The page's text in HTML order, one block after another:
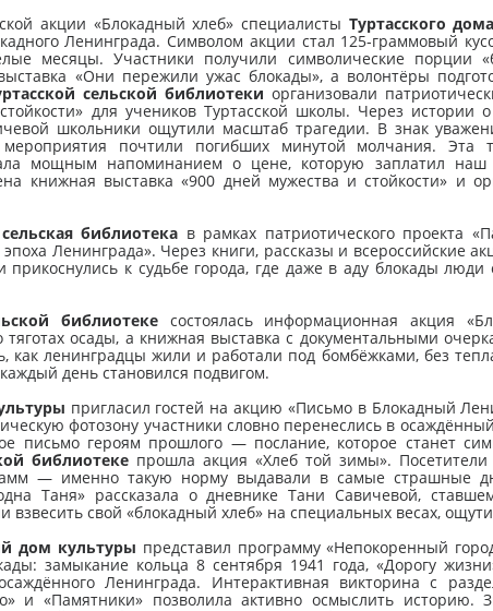
акции «Блокадный хлеб» специалисты Туртасского
Ленинграда. Символом акции стал 125‑граммовый
месяцы. Участники получили символические порции
«Они пережили ужас блокады», а волонтёры
сельской библиотеки организовали
для учеников Туртасской школы. Через истории
школьники ощутили масштаб трагедии. В знак
мероприятия почтили погибших минутой молчания. Эта
мощным напоминанием о цене, которую заплатил
книжная выставка «900 дней мужества и стойкости» и
библиотека в рамках патриотического проекта
Ленинграда». Через книги, рассказы и всероссийские
прикоснулись к судьбе города, где даже в аду блокады
библиотекесостоялась информационная акция
тяготах осады, а книжная выставка с документальными
как ленинградцы жили и работали под бомбёжками, без
день становился подвигом.
пригласил гостей на акцию «Письмо в Блокадный
фотозону участники словно перенеслись в
письмо героям прошлого — послание, которое станет
библиотеке прошла акция «Хлеб той зимы».
— именно такую норму выдавали в самые страшные
Таня» рассказала о дневнике Тани Савичевой,
взвесить свой «блокадный хлеб» на специальных весах,
дом культуры представил программу «Непокоренный
замыкание кольца 8 сентября 1941 года, «Дорогу
Ленинграда. Интерактивная викторина с
и «Памятники» позволила активно осмыслить историю.